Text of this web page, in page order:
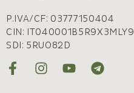
P.IVA/CF: 03777150404
CIN: IT040001B5R9X3MLY9
SDI: 5RUO82D